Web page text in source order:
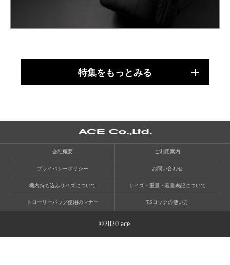
特集をもっとみる
会社概要 ご利用案内
プライバシーポリシー お問い合わせ
機内持ち込みサイズについて サイズ・重量・容量表記について
トローリーバッグ使用のマナー TSロックの使い方
©2020 ace.